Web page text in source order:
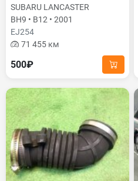
SUBARU LANCASTER
BH9 • B12 • 2001
EJ254
71 455 км
500₽